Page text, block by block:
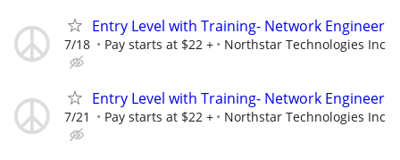
Entry Level with Training- Network Engineer
7/18 Pay starts at $22 + Northstar Technologies Inc
Entry Level with Training- Network Engineer
7/21 Pay starts at $22 + Northstar Technologies Inc